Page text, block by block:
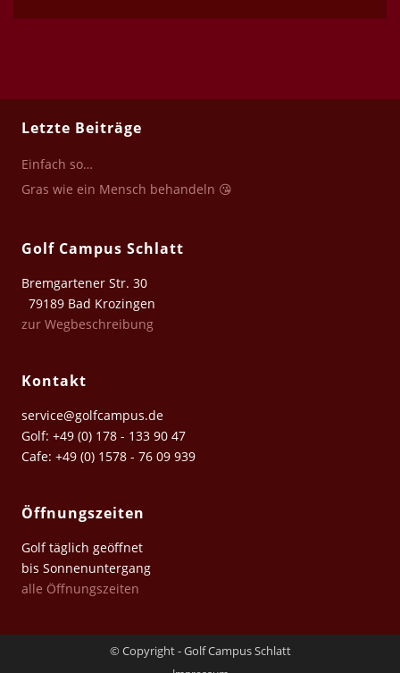
Letzte Beiträge
Einfach so…
Gras wie ein Mensch behandeln 😘
Golf Campus Schlatt
Bremgartener Str. 30
79189 Bad Krozingen
zur Wegbeschreibung
Kontakt
service@golfcampus.de
Golf: +49 (0) 178 - 133 90 47
Cafe: +49 (0) 1578 - 76 09 939
Öffnungszeiten
Golf täglich geöffnet
bis Sonnenuntergang
alle Öffnungszeiten
© Copyright - Golf Campus Schlatt